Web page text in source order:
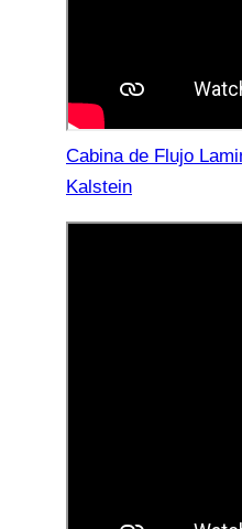
Cabina de Flujo
Kalstein